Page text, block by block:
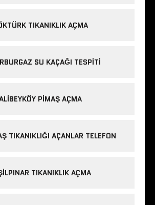
TIKANIKLIK AÇMA
SU KAÇAĞI TESPITI
PIMAŞ AÇMA
TIKANIKLIĞI AÇANLAR TELEFON
TIKANIKLIK AÇMA